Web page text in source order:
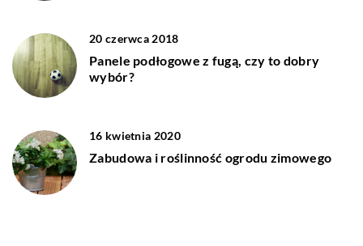
20 czerwca 2018
Panele podłogowe z fugą, czy to dobry
wybór?
16 kwietnia 2020
Zabudowa i roślinność ogrodu zimowego